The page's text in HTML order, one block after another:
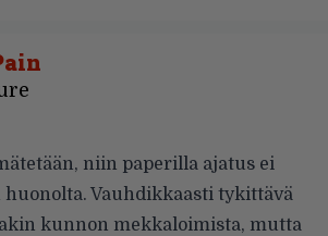
niin paperilla ajatus ei
Vauhdikkaasti tykittävä
kunnon mekkaloimista, mutta